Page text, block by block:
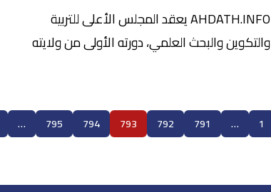
AHDATH.INFO يعقد المجلس الأعلى للتربية
والتكوين والبحث العلمي، دورته الأولى من ولايته
الوزراء، حول مشاريع إصلاح منظومة التربية
والتكوين والبحث العلمي التي أطلقتها
الطريق 2022-2026، من أجل مدرسة عمومية ذات
1
…
791
792
793
794
795
…